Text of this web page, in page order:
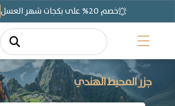
خصم 20% على بكجات شهر العسل
جزر المحيط الهندي